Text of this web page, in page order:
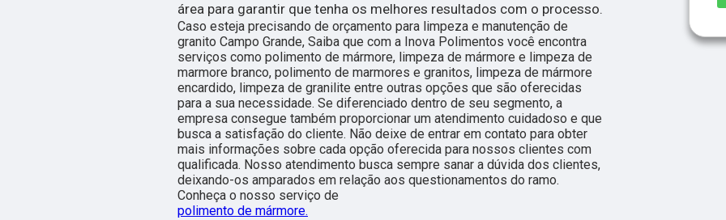
área para garantir que tenha os melhores resultados com o processo.
Caso esteja precisando de orçamento para limpeza e manutenção de
granito Campo Grande, Saiba que com a Inova Polimentos você encontra
serviços como polimento de mármore, limpeza de mármore e limpeza de
marmore branco, polimento de marmores e granitos, limpeza de mármore
encardido, limpeza de granilite entre outras opções que são oferecidas
para a sua necessidade. Se diferenciado dentro de seu segmento, a
empresa consegue também proporcionar um atendimento cuidadoso e que
busca a satisfação do cliente. Não deixe de entrar em contato para obter
mais informações sobre cada opção oferecida para nossos clientes com
qualificada. Nosso atendimento busca sempre sanar a dúvida dos clientes,
deixando-os amparados em relação aos questionamentos do ramo.
Conheça o nosso serviço de
polimento de mármore.